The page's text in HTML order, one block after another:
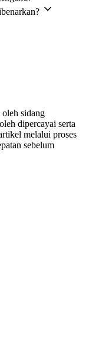
sidang
dipercayai serta
melalui proses
sebelum